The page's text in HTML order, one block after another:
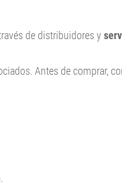
de distribuidores y
Antes de comprar,